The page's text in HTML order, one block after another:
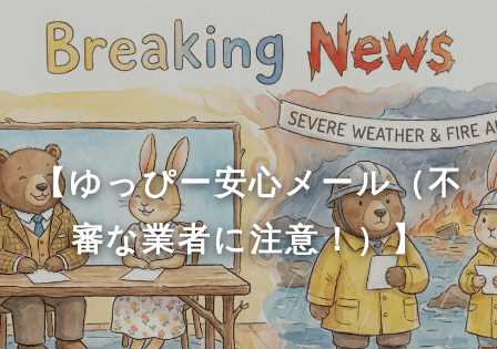
【ゆっぴー安心メール（不
審な業者に注意！）】